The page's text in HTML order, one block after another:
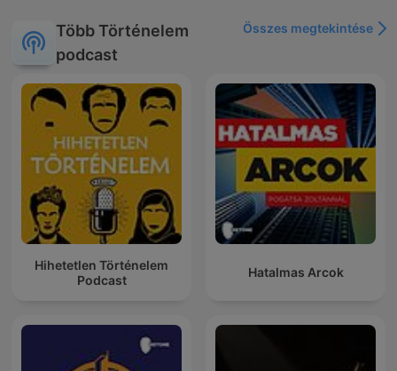
Több Történelem
podcast
Összes megtekintése
Hihetetlen Történelem
Podcast
Hatalmas Arcok